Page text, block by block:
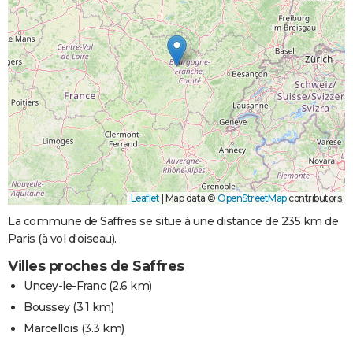
Leaflet Map data © OpenStreetMapcontributors
La commune de Saffres se situe à une distance de 235 km de
Paris (à vol d'oiseau).
Villes proches de Saffres
Uncey-le-Franc(2.6 km)
Boussey(3.1 km)
Marcellois (3.3 km)